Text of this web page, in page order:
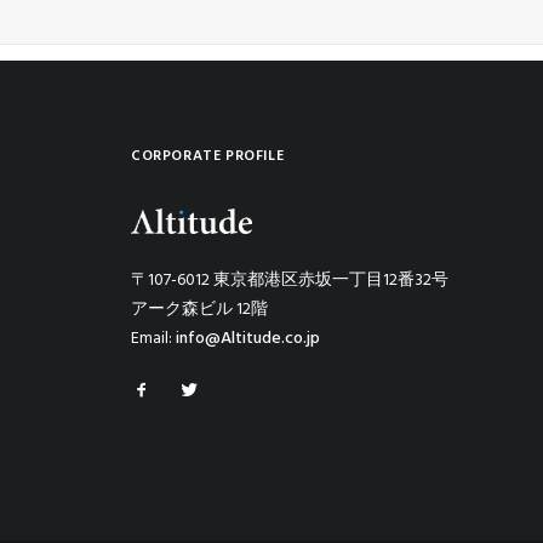
CORPORATE PROFILE
〒107-6012 東京都港区赤坂一丁目12番32号
アーク森ビル 12階
Email:info@Altitude.co.jp